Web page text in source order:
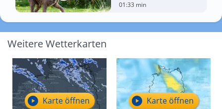
01:33 min
Weitere Wetterkarten
Karte öffnen Karte öffnen